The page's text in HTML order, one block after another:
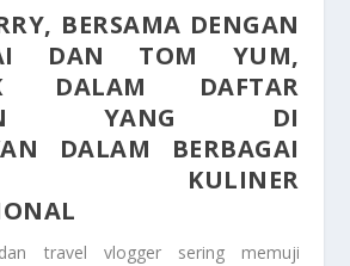
BERSAMA DENGAN
DAN TOM YUM,
DALAM DAFTAR
YANG DI
DALAM BERBAGAI
KULINER
travel vlogger sering memuji